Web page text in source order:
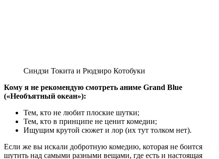
Синдзи Токита и Рюдзиро Котобуки
Кому я не рекомендую смотреть аниме Grand Blue
(«Необъятный океан»):
Тем, кто не любит плоские шутки;
Тем, кто в принципе не ценит комедии;
Ищущим крутой сюжет и лор (их тут толком нет).
Если же вы искали добротную комедию, которая не боится
шутить над самыми разными вещами, где есть и настоящая